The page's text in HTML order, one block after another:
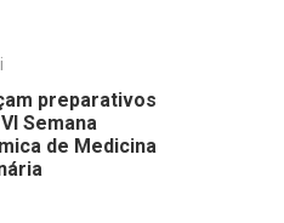
preparativos
Semana
de Medicina